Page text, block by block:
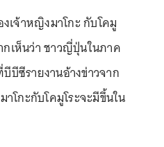
เจ้าหญิงมาโกะ กับโคมู
กเห็นว่า ชาวญี่ปุ่นในภาค
บีซีรายงานอ้างข่าวจาก
โกะกับโคมูโระจะมีขึ้นใน